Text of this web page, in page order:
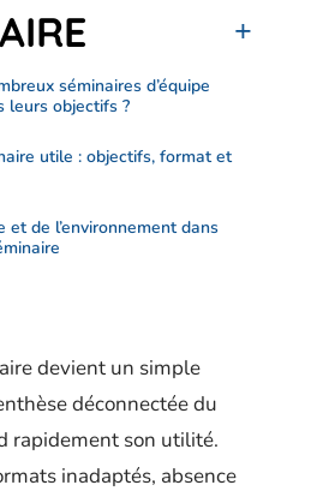
séminaires d’équipe
leurs objectifs ?
utile : objectifs, format et
et de l’environnement dans
devient un simple
déconnectée du
rapidement son utilité.
inadaptés, absence